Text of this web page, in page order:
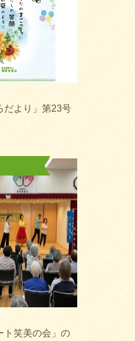
だより」第23号
ト笑美の会」の